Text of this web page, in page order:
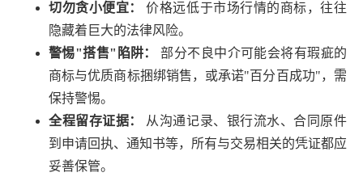
切勿贪小便宜：
价格远低于市场行情的商标，往往
隐藏着巨大的法律风险。
警惕"搭售"陷阱：
部分不良中介可能会将有瑕疵的
商标与优质商标捆绑销售，或承诺"百分百成功"，需
保持警惕。
全程留存证据：
从沟通记录、银行流水、合同原件
到申请回执、通知书等，所有与交易相关的凭证都应
妥善保管。